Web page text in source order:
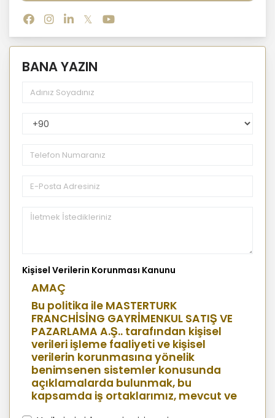
BANA YAZIN
PhoneNumberCountryPhoneCode
Kişisel Verilerin Korunması Kanunu
AMAÇ
Bu politika ile MASTERTURK
FRANCHİSİNG GAYRİMENKUL SATIŞ VE
PAZARLAMA A.Ş.. tarafından kişisel
verileri işleme faaliyeti ve kişisel
verilerin korunmasına yönelik
benimsenen sistemler konusunda
açıklamalarda bulunmak, bu
kapsamda iş ortaklarımız, mevcut ve